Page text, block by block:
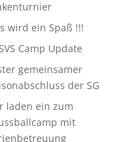
wird ein Spaß !!!
Camp Update
gemeinsamer
der SG
laden ein zum
mit